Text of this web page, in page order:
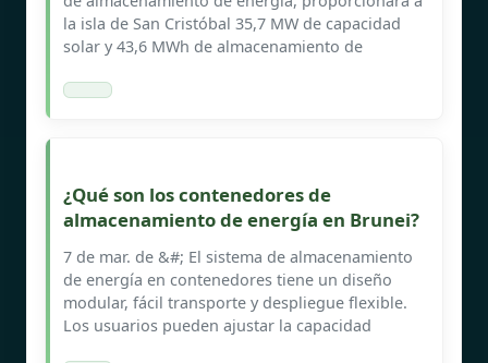
la isla de San Cristóbal 35,7 MW de capacidad
solar y 43,6 MWh de almacenamiento de
¿Qué son los contenedores de
almacenamiento de energía en Brunei?
7 de mar. de &#; El sistema de almacenamiento
de energía en contenedores tiene un diseño
modular, fácil transporte y despliegue flexible.
Los usuarios pueden ajustar la capacidad